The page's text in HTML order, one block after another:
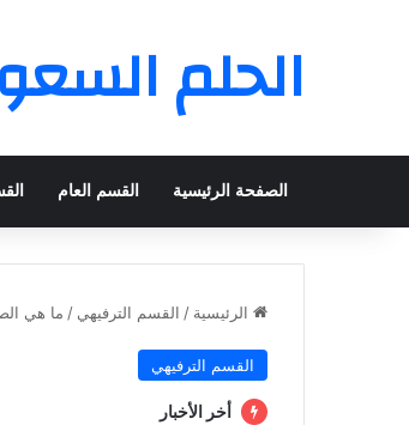
الحلم
الصفحة الرئيسية القسم العام
الرئيسية / القسم الترفيهي / ما هي
القسم الترفيهي
أخر الأخبار